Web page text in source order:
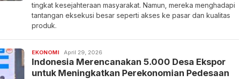
tingkat kesejahteraan masyarakat. Namun, mereka menghadapi
tantangan eksekusi besar seperti akses ke pasar dan kualitas
produk.
EKONOMI April 29, 2026
Indonesia Merencanakan 5.000 Desa Ekspor
untuk Meningkatkan Perekonomian Pedesaan